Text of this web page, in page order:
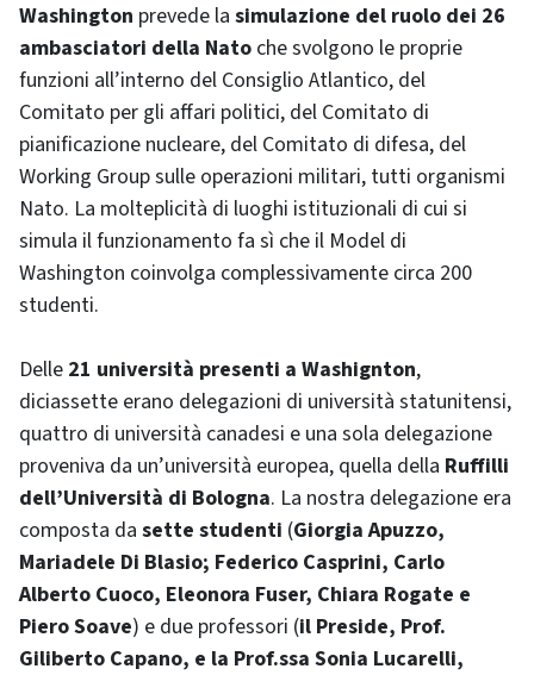
Washington prevede la simulazione del ruolo dei 26
ambasciatori della Nato che svolgono le proprie
funzioni all’interno del Consiglio Atlantico, del
Comitato per gli affari politici, del Comitato di
pianificazione nucleare, del Comitato di difesa, del
Working Group sulle operazioni militari, tutti organismi
Nato. La molteplicità di luoghi istituzionali di cui si
simula il funzionamento fa sì che il Model di
Washington coinvolga complessivamente circa 200
studenti.
Delle 21 università presenti a Washignton,
diciassette erano delegazioni di università statunitensi,
quattro di università canadesi e una sola delegazione
proveniva da un’università europea, quella della Ruffilli
dell’Università di Bologna. La nostra delegazione era
composta da sette studenti (Giorgia Apuzzo,
Mariadele Di Blasio; Federico Casprini, Carlo
Alberto Cuoco, Eleonora Fuser, Chiara Rogate e
Piero Soave) e due professori (il Preside, Prof.
Giliberto Capano, e la Prof.ssa Sonia Lucarelli,